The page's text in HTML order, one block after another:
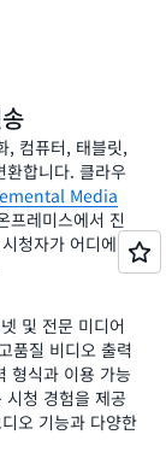
컴퓨터, 태블릿,
환합니다. 클라우
Media
프레미스에서 진
청자가 어디에 있
및 전문 미디어
품질 비디오 출력
형식과 이용 가능
청 경험을 제공
오 기능과 다양한